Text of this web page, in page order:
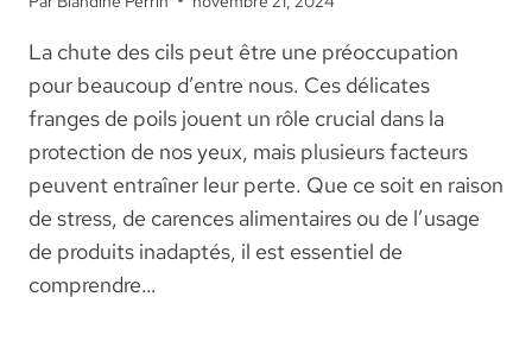
La chute des cils peut être une préoccupation
pour beaucoup d’entre nous. Ces délicates
franges de poils jouent un rôle crucial dans la
protection de nos yeux, mais plusieurs facteurs
peuvent entraîner leur perte. Que ce soit en raison
de stress, de carences alimentaires ou de l’usage
de produits inadaptés, il est essentiel de
comprendre…